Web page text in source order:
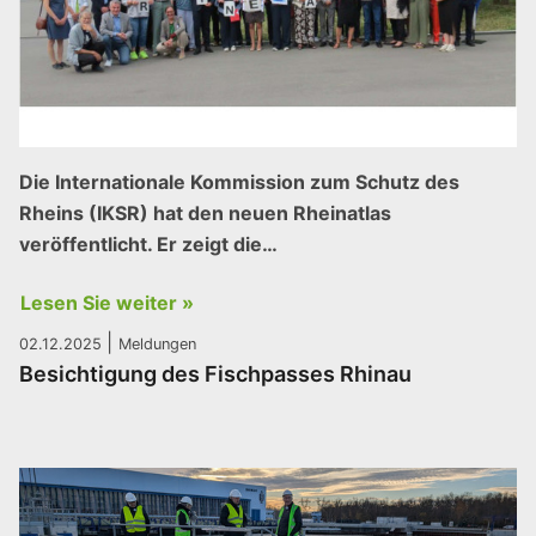
Die Internationale Kommission zum Schutz des
Rheins (IKSR) hat den neuen Rheinatlas
veröffentlicht. Er zeigt die…
Lesen Sie weiter »
02.12.2025 Meldungen
Besichtigung des Fischpasses Rhinau